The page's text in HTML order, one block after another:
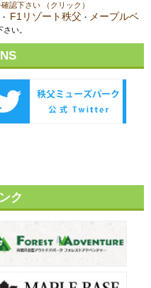
認下さい （クリック）
・ F1リゾート秩父 ・ メープルベ
い。
ク